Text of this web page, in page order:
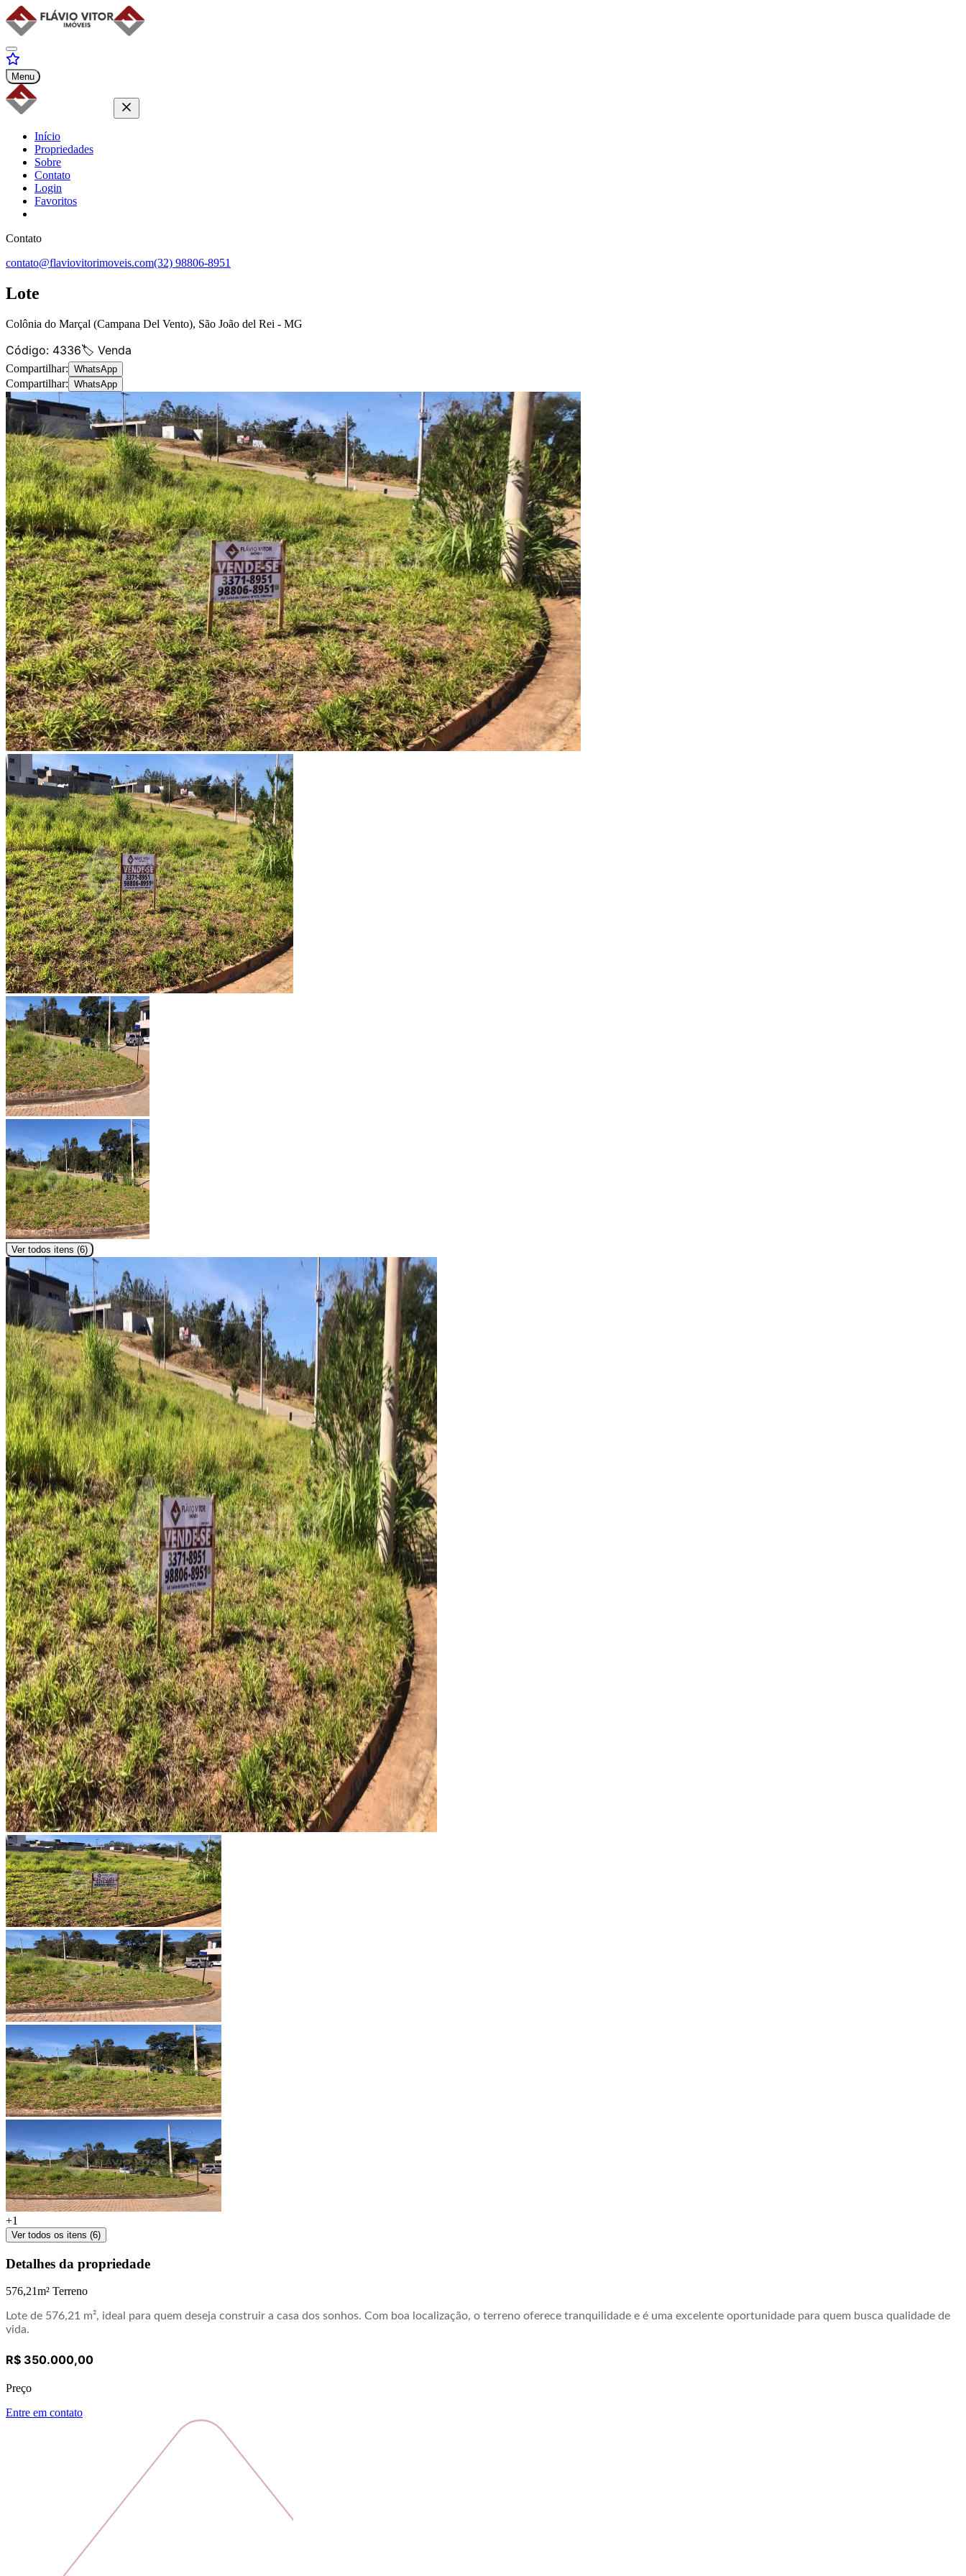
Menu
Início
Propriedades
Sobre
Contato
Login
Favoritos
Contato
contato@flaviovitorimoveis.com(32) 98806-8951
Lote
Colônia do Marçal (Campana Del Vento), São João del Rei - MG
Código: 4336🏷️ Venda
Compartilhar: WhatsApp
Compartilhar: WhatsApp
Ver todos itens (6)
+1
Ver todos os itens (6)
Detalhes da propriedade
576,21m² Terreno
Lote de 576,21 m², ideal para quem deseja construir a casa dos sonhos. Com boa localização, o terreno oferece tranquilidade e é uma excelente oportunidade para quem busca qualidade de
vida.
R$ 350.000,00
Preço
Entre em contato